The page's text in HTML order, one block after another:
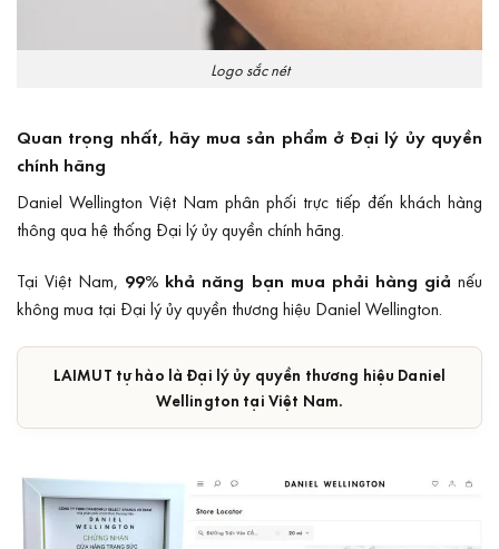
Logo sắc nét
Quan trọng nhất, hãy mua sản phẩm ở Đại lý ủy quyền
chính hãng
Daniel Wellington Việt Nam phân phối trực tiếp đến khách hàng
thông qua hệ thống Đại lý ủy quyền chính hãng.
Tại Việt Nam, 99% khả năng bạn mua phải hàng giả nếu
không mua tại Đại lý ủy quyền thương hiệu Daniel Wellington.
LAIMUT tự hào là Đại lý ủy quyền thương hiệu Daniel
Wellington tại Việt Nam.